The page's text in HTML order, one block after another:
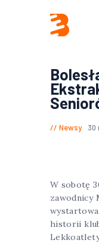
Newsy 30
W sobotę
zawodnicy
historii